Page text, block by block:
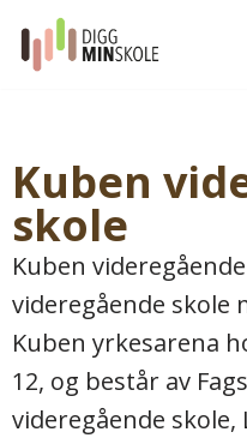
Hopp
Kuben
skole
Kuben
videregående skole
Kuben yrkesarena
12, og består av
videregående